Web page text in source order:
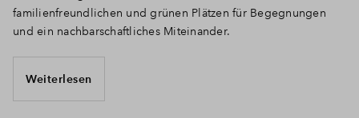
familienfreundlichen und grünen Plätzen für Begegnungen
und ein nachbarschaftliches Miteinander.
Weiterlesen